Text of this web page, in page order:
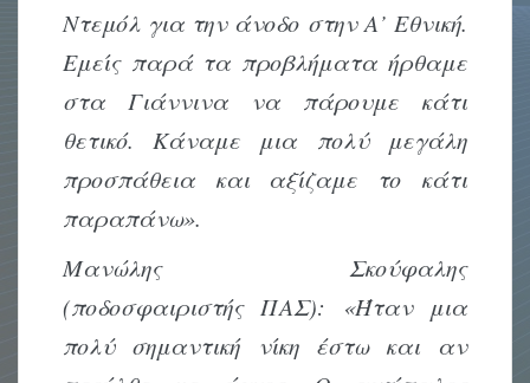
Ντεμόλ για την άνοδο στην Α’ Εθνική.
Εμείς παρά τα προβλήματα ήρθαμε
στα Γιάννινα να πάρουμε κάτι
θετικό. Κάναμε μια πολύ μεγάλη
προσπάθεια και αξίζαμε το κάτι
παραπάνω».
Μανώλης Σκούφαλης
(ποδοσφαιριστής ΠΑΣ): «Ήταν μια
πολύ σημαντική νίκη έστω και αν